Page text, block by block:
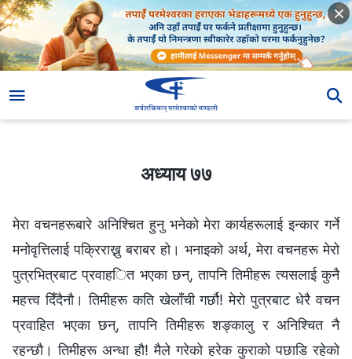
अध्याय ७७
मेरा वचनहरूबारे अनिश्चित हुनु भनेको मेरा कार्यहरूलाई इन्कार गर्ने
मनोवृत्तिलाई पक्रिराख्नु बराबर हो। भनाइको अर्थ, मेरा वचनहरू मेरो
पुत्रभित्रबाट प्रवाहित भएका छन्, तापनि तिमीहरू त्यसलाई कुनै
महत्त्व दिँदैनौ। तिमीहरू कति खेलाँची गर्छौ! मेरो पुत्रबाट धेरै वचन
प्रवाहित भएका छन्, तापनि तिमीहरू शङ्कालु र अनिश्चित नै
रहन्छौ। तिमीहरू अन्धा हौ! मैले गरेको हरेक कुराको पछाडि रहेको